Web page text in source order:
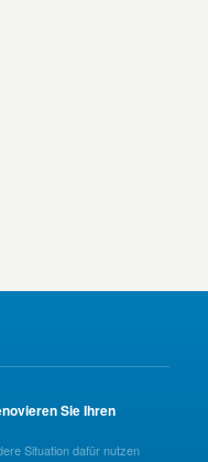
Sie Ihren
Situation dafür nutzen